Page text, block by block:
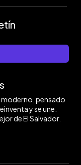
pensado
y se une.
de El Salvador.